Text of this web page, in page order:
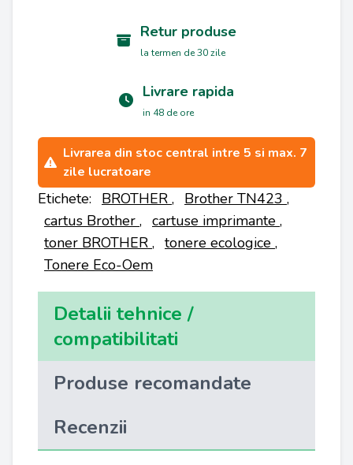
Retur produse
la termen de 30 zile
Livrare rapida
in 48 de ore
Livrarea din stoc central intre 5 si max. 7
zile lucratoare
Etichete: BROTHER , Brother TN423 ,
cartus Brother , cartuse imprimante ,
toner BROTHER , tonere ecologice ,
Tonere Eco-Oem
Detalii tehnice /
compatibilitati
Produse recomandate
Recenzii